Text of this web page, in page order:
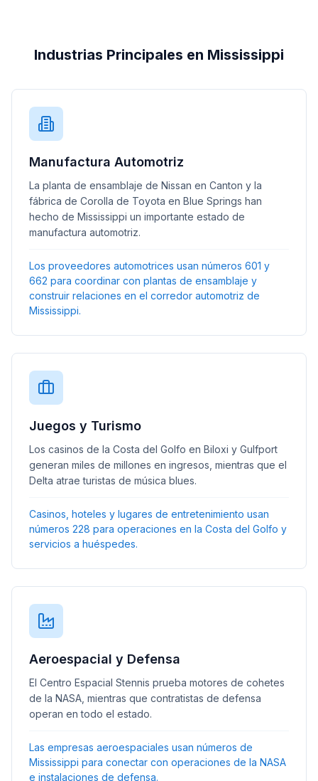
Industrias Principales en Mississippi
Manufactura Automotriz
La planta de ensamblaje de Nissan en Canton y la
fábrica de Corolla de Toyota en Blue Springs han
hecho de Mississippi un importante estado de
manufactura automotriz.
Los proveedores automotrices usan números 601 y
662 para coordinar con plantas de ensamblaje y
construir relaciones en el corredor automotriz de
Mississippi.
Juegos y Turismo
Los casinos de la Costa del Golfo en Biloxi y Gulfport
generan miles de millones en ingresos, mientras que el
Delta atrae turistas de música blues.
Casinos, hoteles y lugares de entretenimiento usan
números 228 para operaciones en la Costa del Golfo y
servicios a huéspedes.
Aeroespacial y Defensa
El Centro Espacial Stennis prueba motores de cohetes
de la NASA, mientras que contratistas de defensa
operan en todo el estado.
Las empresas aeroespaciales usan números de
Mississippi para conectar con operaciones de la NASA
e instalaciones de defensa.